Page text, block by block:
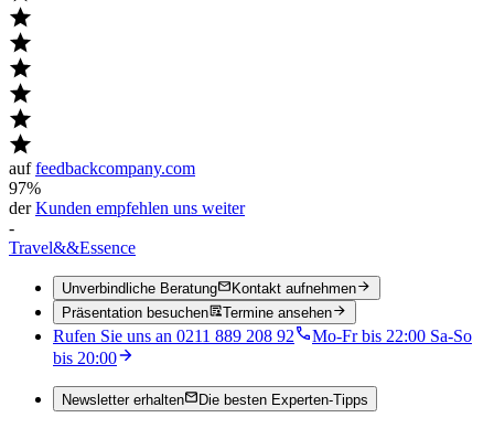
auffeedbackcompany.com
97%
derKunden empfehlen uns weiter
-
Travel&&Essence
Unverbindliche Beratung
Kontakt aufnehmen
Präsentation besuchen
Termine ansehen
Rufen Sie uns an 0211 889 208 92
Mo-Fr bis 22:00 Sa-So
bis 20:00
Newsletter erhalten Die besten Experten-Tipps